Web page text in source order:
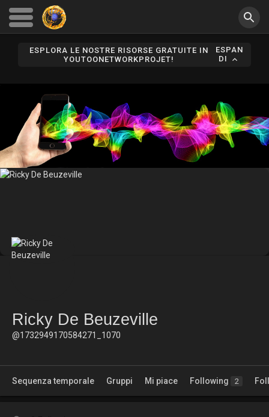
ESPLORA LE NOSTRE RISORSE GRATUITE IN
YOUTOONETWORKPROJET!
ESPAN
DI
Ricky De Beuzeville
@1732949170584271_1070
Sequenza temporale Gruppi Mi piace Following 2